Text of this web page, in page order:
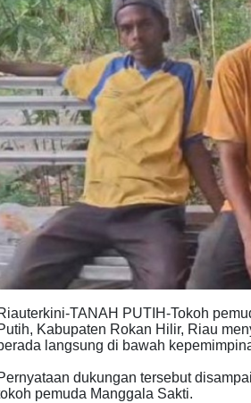
TANAH PUTIH-Tokoh
Kabupaten Rokan Hilir, Riau
langsung di bawah
dukungan tersebut
pemuda Manggala Sakti.